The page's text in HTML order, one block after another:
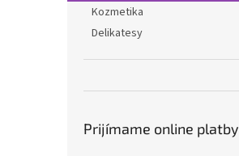
Kozmetika
Delikatesy
Prijímame online platby